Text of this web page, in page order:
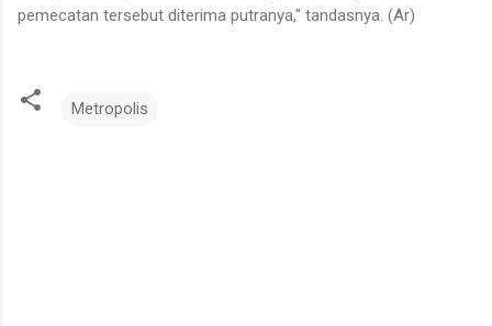
pemecatan tersebut diterima putranya," tandasnya. (Ar)
Metropolis